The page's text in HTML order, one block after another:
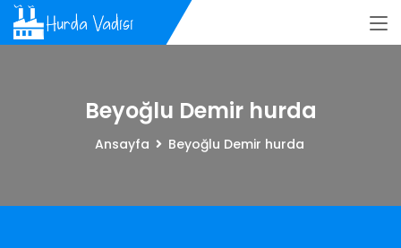
Beyoğlu Demir hurda
Ansayfa Beyoğlu Demir hurda